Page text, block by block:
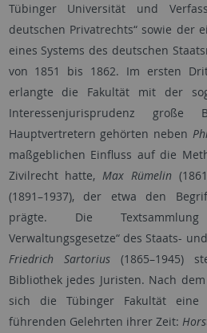
Tübinger Universität und
deutschen Privatrechts“ sowie der
eines Systems des deutschen
von 1851 bis 1862. Im ersten
erlangte die Fakultät mit der
Interessenjurisprudenz
Hauptvertretern gehörten neben
maßgeblichen Einfluss auf die
Zivilrecht hatte,Max Rümelin
(1891–1937), der etwa den
prägte. Die
Verwaltungsgesetze“ des Staats-
Friedrich Sartorius(1865–1945)
Bibliothek jedes Juristen. Nach
sich die Tübinger Fakultät eine
führenden Gelehrten ihrer Zeit: